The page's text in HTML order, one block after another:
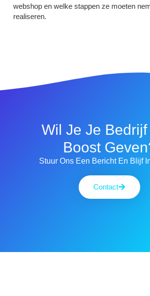
webshop en welke stappen ze moeten
realiseren.
Wil Je Je Bedrijf
Boost
Stuur Ons Een Bericht En Blijf
Contact